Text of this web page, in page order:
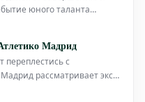
юного таланта
энтузиазм среди
окне, особенно в
Мадрид
с
рассматривает экс-
усиления.